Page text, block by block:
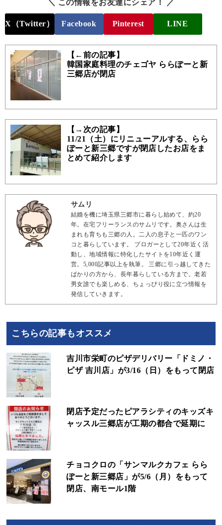
＼ この情報をお友達にシェア！ ／
X（Twitter） Facebook Pinterest LINE
【←前の記事】
韓国家庭料理のチェゴヤ ららぽーと新
三郷店が閉店
【→次の記事】
11/21（土）にリニューアルする、らら
ぽーと新三郷ですが閉店したお店をま
とめて紹介します
サムリ
結婚を機に埼玉県三郷市に暮らし始めて、約20
年。在宅フリーランスのサムリです。奥さんは生
まれも育ちも三郷の人。二人の息子と一匹のワン
コと暮らしています。 ブロガーとして20年近く活
動し、地域情報に特化したサイトを10年近く運
営。5,000記事以上を執筆。 三郷に引っ越してきた
ばかりの方から、長年暮らしている方まで。老若
男女誰でも楽しめる、ちょっぴり役に立つ情報を
発信していきます。
こちらの記事もオススメ
吉川市栄町のピザデリバリー「ドミノ・
ピザ 吉川店」が3/16（日）をもって閉店
閉店予定だったピアラシティのキッズキ
ャッスル三郷店が工期の都合で延期に
チョコクロの「サンマルクカフェ らら
ぽーと新三郷店」が5/6（月）をもって
閉店、南モール1階